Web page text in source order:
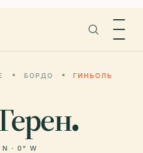
БОРДО
ГИНЬОЛЬ
· 0° W